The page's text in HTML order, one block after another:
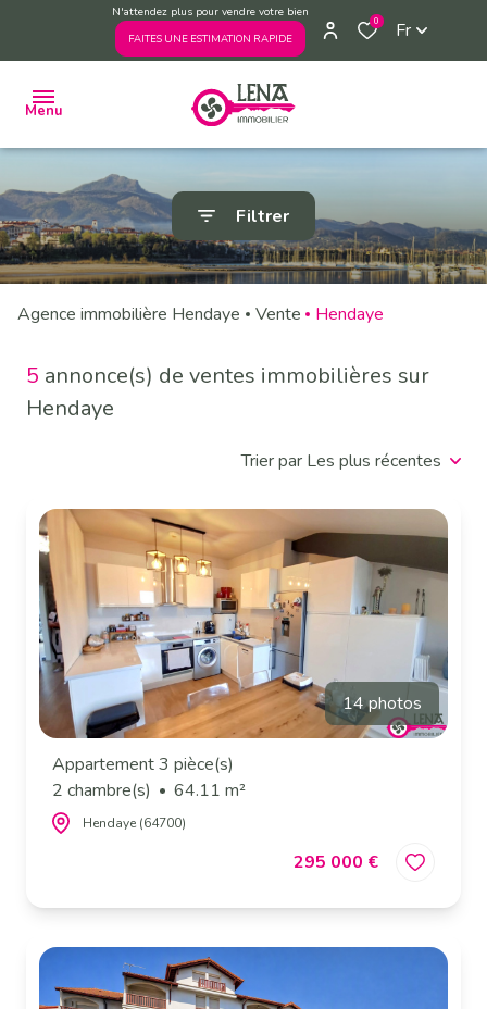
N'attendez plus pour vendre votre bien
FAITES UNE ESTIMATION RAPIDE
0 Fr
Menu
ACHETER
VENDRE
ESTIMER
VENDUS
L'AGENCE
Filtrer
Agence immobilière Hendaye Vente Hendaye
5 annonce(s) de ventes immobilières sur
Hendaye
Trier par Les plus récentes
14 photos
Appartement 3 pièce(s)
2 chambre(s)
64.11 m²
Hendaye (64700)
295 000 €